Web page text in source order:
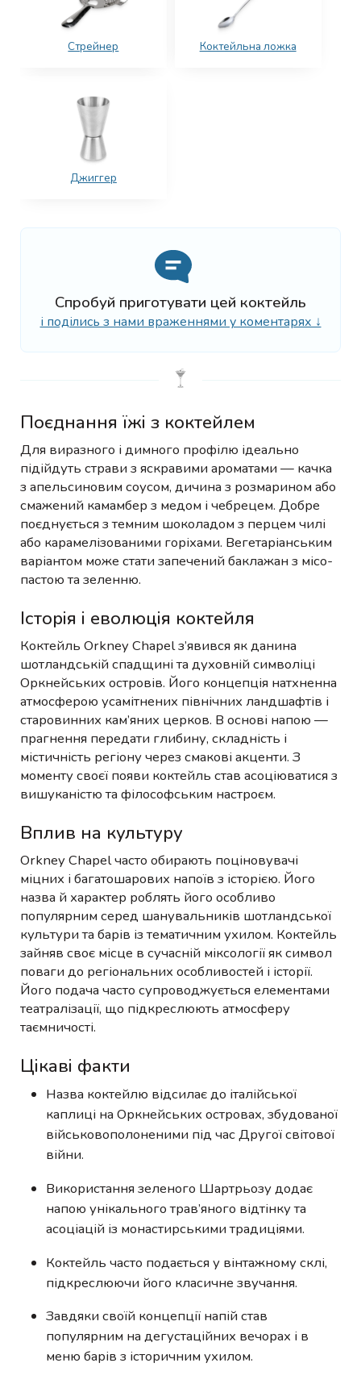
Стрейнер Коктейльна ложка
Джиггер
Спробуй приготувати цей коктейль
і поділись з нами враженнями у коментарях ↓
Поєднання їжі з коктейлем
Для виразного і димного профілю ідеально
підійдуть страви з яскравими ароматами — качка
з апельсиновим соусом, дичина з розмарином або
смажений камамбер з медом і чебрецем. Добре
поєднується з темним шоколадом з перцем чилі
або карамелізованими горіхами. Вегетаріанським
варіантом може стати запечений баклажан з місо-
пастою та зеленню.
Історія і еволюція коктейля
Коктейль Orkney Chapel з’явився як данина
шотландській спадщині та духовній символіці
Оркнейських островів. Його концепція натхненна
атмосферою усамітнених північних ландшафтів і
старовинних кам’яних церков. В основі напою —
прагнення передати глибину, складність і
містичність регіону через смакові акценти. З
моменту своєї появи коктейль став асоціюватися з
вишуканістю та філософським настроєм.
Вплив на культуру
Orkney Chapel часто обирають поціновувачі
міцних і багатошарових напоїв з історією. Його
назва й характер роблять його особливо
популярним серед шанувальників шотландської
культури та барів із тематичним ухилом. Коктейль
зайняв своє місце в сучасній міксології як символ
поваги до регіональних особливостей і історії.
Його подача часто супроводжується елементами
театралізації, що підкреслюють атмосферу
таємничості.
Цікаві факти
Назва коктейлю відсилає до італійської
каплиці на Оркнейських островах, збудованої
військовополоненими під час Другої світової
війни.
Використання зеленого Шартрьозу додає
напою унікального трав’яного відтінку та
асоціацій із монастирськими традиціями.
Коктейль часто подається у вінтажному склі,
підкреслюючи його класичне звучання.
Завдяки своїй концепції напій став
популярним на дегустаційних вечорах і в
меню барів з історичним ухилом.